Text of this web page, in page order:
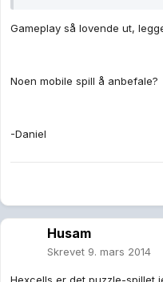
Gameplay så lovende ut,
Noen mobile spill å anbefale?
-Daniel
Husam
Skrevet 9. mars 2014